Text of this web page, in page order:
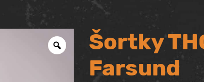
Šortky
Farsund